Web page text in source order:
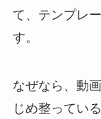
て、テンプレ
す。
なぜなら、動
じめ整ってい